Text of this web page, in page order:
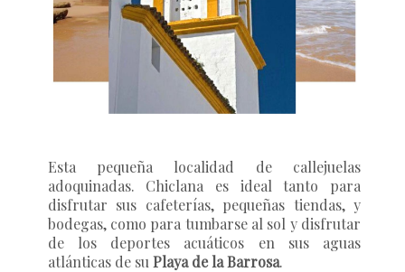
Esta pequeña localidad de callejuelas
adoquinadas. Chiclana es ideal tanto para
disfrutar sus cafeterías, pequeñas tiendas, y
bodegas, como para tumbarse al sol y disfrutar
de los deportes acuáticos en sus aguas
atlánticas de su Playa de la Barrosa.